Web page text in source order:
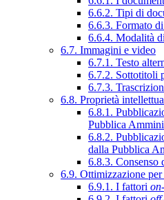
6.6.2. Tipi di
6.6.3. Formato
6.6.4. Modalità
6.7. Immagini e video
6.7.1. Testo
6.7.2. Sottotitoli
6.7.3.
6.8. Proprietà
6.8.1.
Pubblica
6.8.2.
dalla Pubblica
6.8.3. Consenso
6.9. Ottimizzazione
6.9.1. I fattori